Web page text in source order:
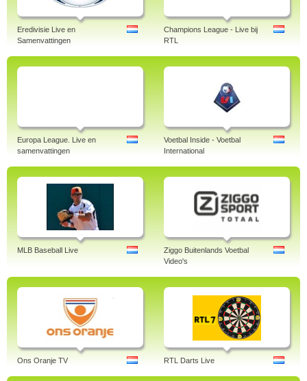
Eredivisie Live en
Samenvattingen
Champions League - Live bij
RTL
Europa League. Live en
samenvattingen
Voetbal Inside - Voetbal
International
MLB Baseball Live
Ziggo Buitenlands Voetbal
Video's
Ons Oranje TV RTL Darts Live